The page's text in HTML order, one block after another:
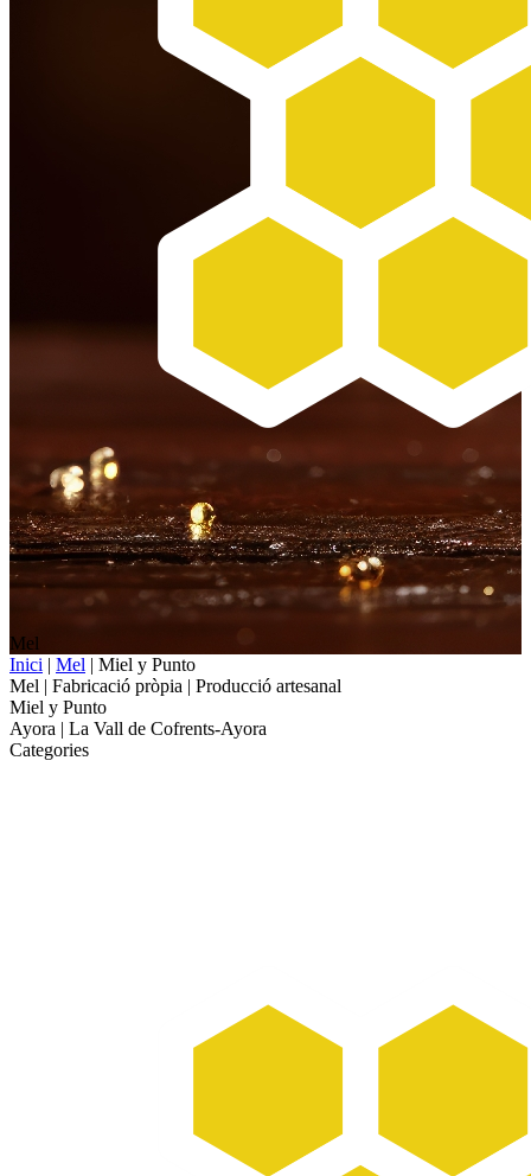
Mel
Inici | Mel | Miel y Punto
Mel | Fabricació pròpia | Producció artesanal
Miel y Punto
Ayora | La Vall de Cofrents-Ayora
Categories